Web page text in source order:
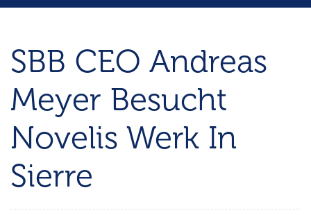
SBB CEO Andreas
Meyer Besucht
Novelis Werk In
Sierre